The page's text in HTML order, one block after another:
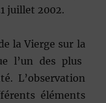
juillet 2002.
la Vierge sur la
l’un des plus
L’observation
éléments